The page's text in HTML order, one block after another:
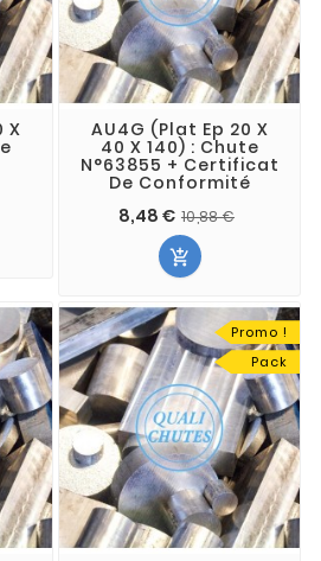
X AU4G (Plat Ep 20 X
40 X 140) : Chute
N°63855 + Certificat
De Conformité
8,48 € 10,88 €

Promo !
Pack